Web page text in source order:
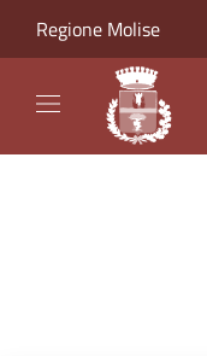
Regione Molise